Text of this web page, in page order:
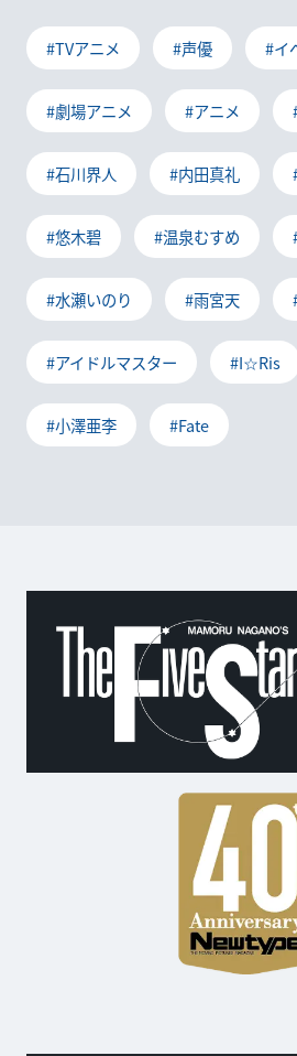
#TVアニメ #声優 #イ
#劇場アニメ #アニメ
#石川界人 #内田真礼
#悠木碧 #温泉むすめ
#水瀬いのり #雨宮天
#アイドルマスター #I☆Ris
#小澤亜李 #Fate